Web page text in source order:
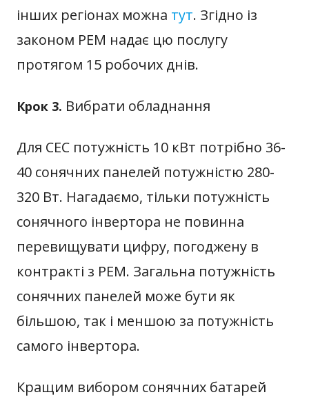
інших регіонах можна тут. Згідно із
законом РЕМ надає цю послугу
протягом 15 робочих днів.
Крок 3. Вибрати обладнання
Для СЕС потужність 10 кВт потрібно 36-
40 сонячних панелей потужністю 280-
320 Вт. Нагадаємо, тільки потужність
сонячного інвертора не повинна
перевищувати цифру, погоджену в
контракті з РЕМ. Загальна потужність
сонячних панелей може бути як
більшою, так і меншою за потужність
самого інвертора.
Кращим вибором сонячних батарей